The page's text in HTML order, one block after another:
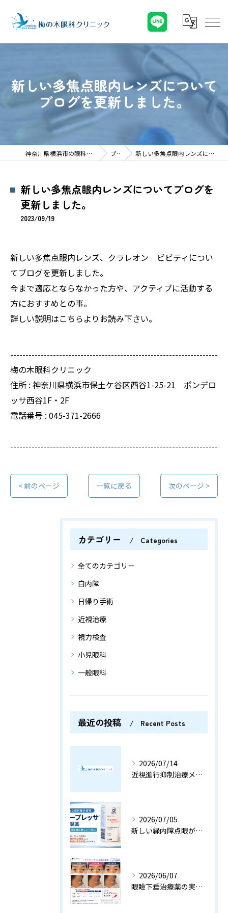
新しい多焦点眼内レンズについて
ブログを更新しました。
神奈川県横浜市の眼科なら梅の木眼科クリニック ブログ 新しい多焦点眼内レンズについてブログを更新しました。
新しい多焦点眼内レンズについてブログを
更新しました。
2023/09/19
新しい多焦点眼内レンズ、クラレオン ビビティについ
てブログを更新しました。
今まで適応とならなかった方や、アクティブに活動する
方におすすめとの事。
詳しい説明はこちらよりお読み下さい。
--------------------------------------------------------------------
梅の木眼科クリニック
住所 : 神奈川県横浜市保土ケ谷区西谷1-25-21 ポンデロ
ッサ西谷1F・2F
電話番号 : 045-371-2666
--------------------------------------------------------------------
< 前のページ 一覧に戻る 次のページ >
カテゴリー Categories
全てのカテゴリー
白内障
日帰り手術
近視治療
視力検査
小児眼科
一般眼科
最近の投稿 Recent Posts
2026/07/14
近視進行抑制治療メガネ、ミヨスマートとは？
2026/07/05
新しい緑内障点眼が国内承認されました〈横浜市 梅の木眼科クリニック〉
2026/06/07
眼瞼下垂治療薬の実力は？〈横浜市 梅の木眼科クリニック〉